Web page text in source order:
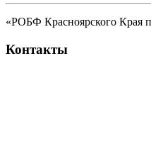
«РОБФ Красноярского Края
Контакты